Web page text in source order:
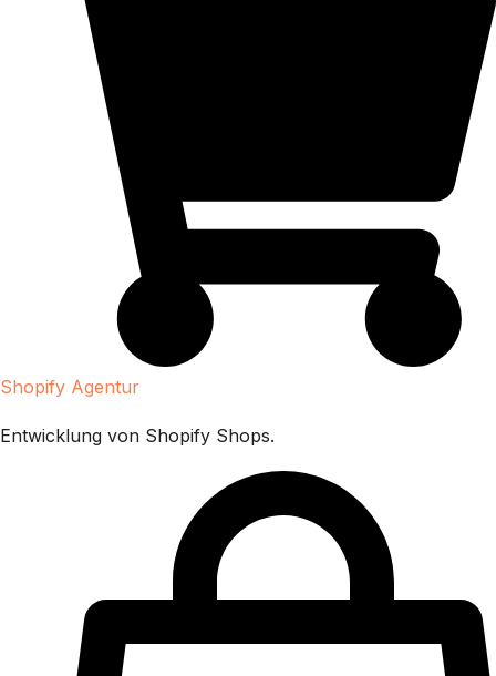
Shopify Agentur
Entwicklung von Shopify Shops.